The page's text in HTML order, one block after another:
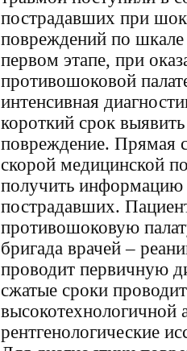
пострадавших при
повреждений по
первом этапе, при
противошоковой
интенсивная
короткий срок
повреждение. Прямая
скорой медицинской
получить информацию
пострадавших.
противошоковую
бригада врачей –
проводит первичную
сжатые сроки
рентгенологические